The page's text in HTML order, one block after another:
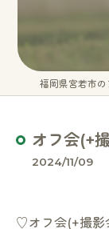
オフ会(+
2024/11/09
♡オフ会(+撮影